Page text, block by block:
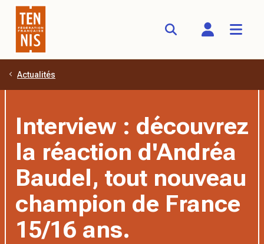
Aller au contenu principal
Actualités
Interview : découvrez
la réaction d'Andréa
Baudel, tout nouveau
champion de France
15/16 ans.